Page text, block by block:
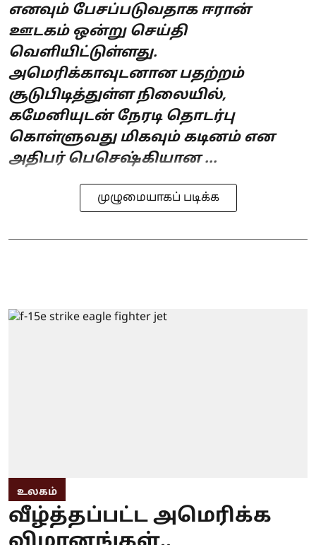
எனவும் பேசப்படுவதாக ஈரான்
ஊடகம் ஒன்று செய்தி
வெளியிட்டுள்ளது.
அமெரிக்காவுடனான பதற்றம்
சூடுபிடித்துள்ள நிலையில்,
கமேனியுடன் நேரடி தொடர்பு
கொள்ளுவது மிகவும் கடினம் என
அதிபர் பெசெஷ்கியான ...
முழுமையாகப் படிக்க
உலகம்
வீழ்த்தப்பட்ட அமெரிக்க